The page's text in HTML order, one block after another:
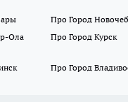
Про Город
Ола
Про Город Курск
Про Город